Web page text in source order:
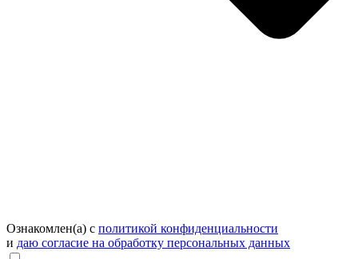
Ознакомлен(а) с политикой конфиденциальности
и даю согласие на обработку персональных данных